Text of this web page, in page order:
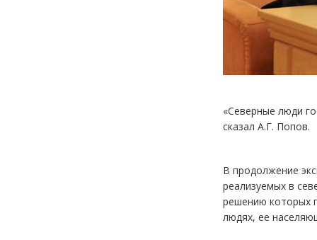
«Северные люди
сказал А.Г. Попов.
В продолжение
реализуемых в
решению которых
людях, ее